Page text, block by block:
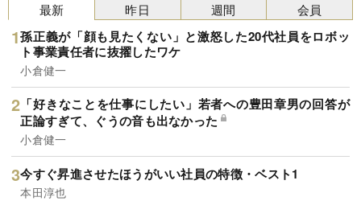
最新
孫正義が「顔も見たくない」と激怒した20代社員をロボッ
ト事業責任者に抜擢したワケ
小倉健一
「好きなことを仕事にしたい」若者への豊田章男の回答が
正論すぎて、ぐうの音も出なかった
小倉健一
今すぐ昇進させたほうがいい社員の特徴・ベスト1
本田淳也
昨日 週間 会員